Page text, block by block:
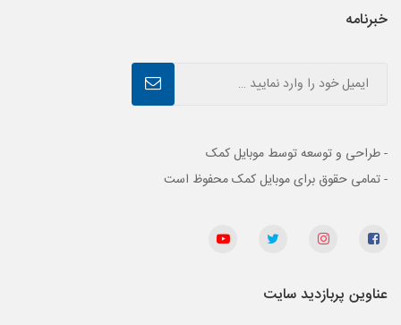
خبرنامه
- طراحی و توسعه توسط موبایل کمک
- تمامی حقوق برای موبایل کمک محفوظ است
عناوین پربازدید سایت